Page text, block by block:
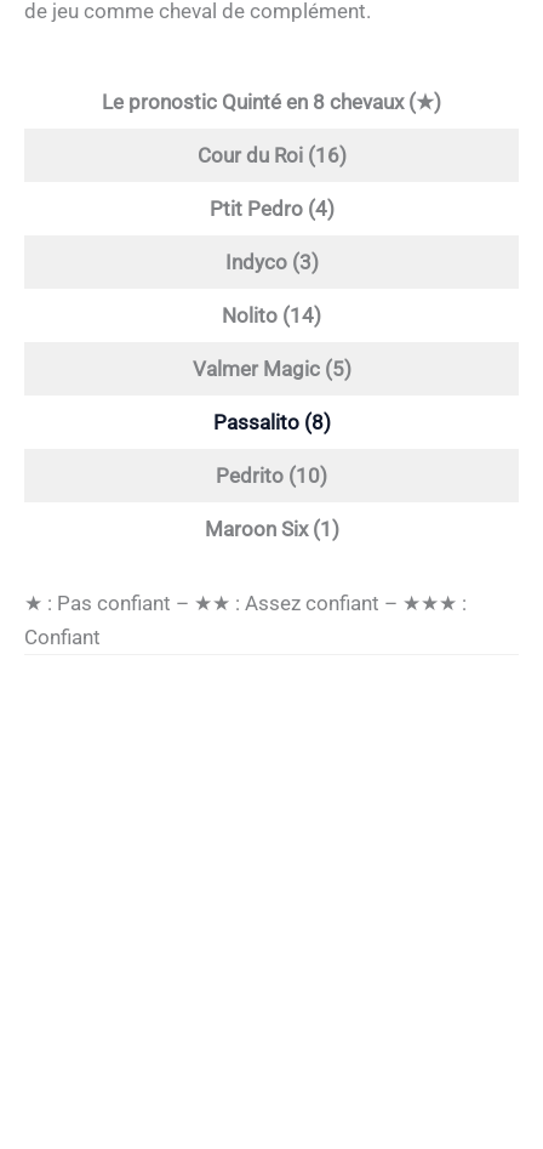
de jeu comme cheval de complément.
Le pronostic Quinté en 8 chevaux (★)
Cour du Roi (16)
Ptit Pedro (4)
Indyco (3)
Nolito (14)
Valmer Magic (5)
Passalito (8)
Pedrito (10)
Maroon Six (1)
★ : Pas confiant – ★★ : Assez confiant – ★★★ :
Confiant